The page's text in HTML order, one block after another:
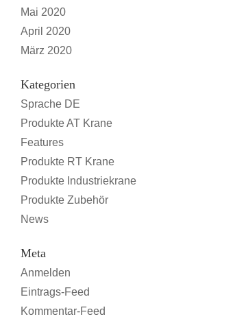
Mai 2020
April 2020
März 2020
Kategorien
Sprache DE
Produkte AT Krane
Features
Produkte RT Krane
Produkte Industriekrane
Produkte Zubehör
News
Meta
Anmelden
Eintrags-Feed
Kommentar-Feed